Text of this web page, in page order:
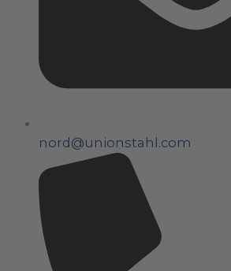
nord@unionstahl.com